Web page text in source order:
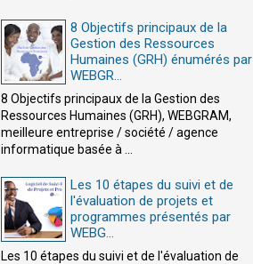
8 Objectifs principaux de la
Gestion des Ressources
Humaines (GRH) énumérés par
WEBGR...
8 Objectifs principaux de la Gestion des
Ressources Humaines (GRH), WEBGRAM,
meilleure entreprise / société / agence
informatique basée à ...
Les 10 étapes du suivi et de
l'évaluation de projets et
programmes présentés par
WEBG...
Les 10 étapes du suivi et de l'évaluation de